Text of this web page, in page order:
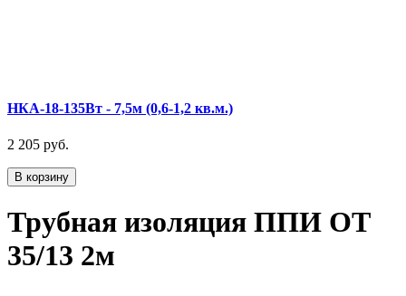
НКА-18-135Вт - 7,5м (0,6-1,2 кв.м.)
2 205 руб.
В корзину
Трубная изоляция ППИ ОТ
35/13 2м